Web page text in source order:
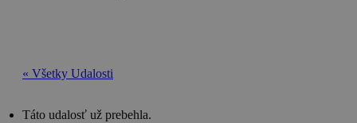
« Všetky Udalosti
Táto udalosť už prebehla.